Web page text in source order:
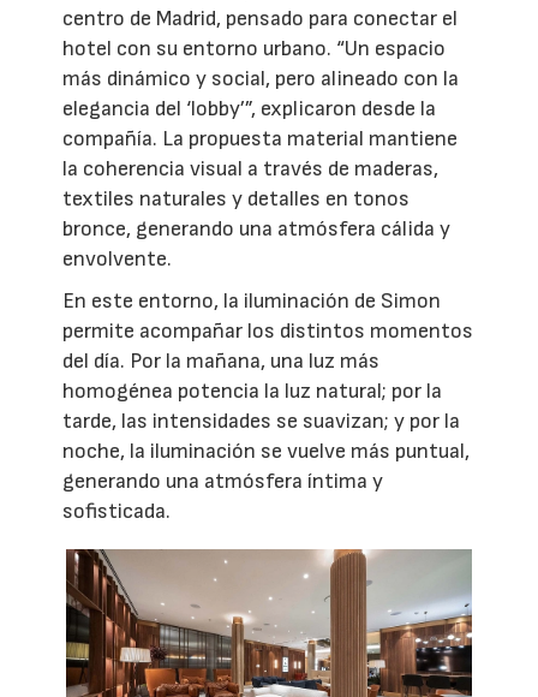
centro de Madrid, pensado para conectar el
hotel con su entorno urbano. “Un espacio
más dinámico y social, pero alineado con la
elegancia del ‘lobby’”, explicaron desde la
compañía. La propuesta material mantiene
la coherencia visual a través de maderas,
textiles naturales y detalles en tonos
bronce, generando una atmósfera cálida y
envolvente.
En este entorno, la iluminación de Simon
permite acompañar los distintos momentos
del día. Por la mañana, una luz más
homogénea potencia la luz natural; por la
tarde, las intensidades se suavizan; y por la
noche, la iluminación se vuelve más puntual,
generando una atmósfera íntima y
sofisticada.